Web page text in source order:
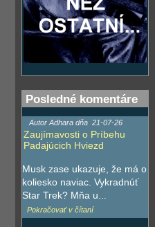
Posledné komentáre
Autor Adhara dňa 21-07-26
Zaujímavosti o Príbehu
Padajúcich Hviezd
Musk zase ukazuje, že má o
koliesko naviac. Vykradnúť
Star Trek? Mňa u...
Pokračovať v čítaní